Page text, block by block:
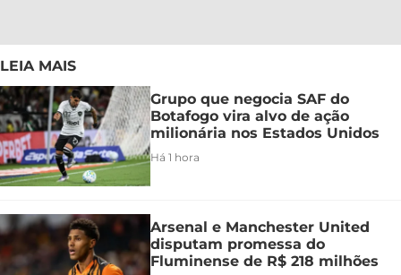
LEIA MAIS
Grupo que negocia SAF do
Botafogo vira alvo de ação
milionária nos Estados Unidos
Há 1 hora
Arsenal e Manchester United
disputam promessa do
Fluminense de R$ 218 milhões